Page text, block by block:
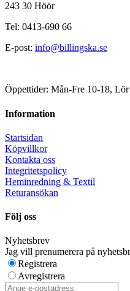
243 30 Höör
Tel: 0413-690 66
E-post: info@billingska.se
Öppettider: Mån-Fre 10-18,
Information
Startsidan
Köpvillkor
Kontakta oss
Integritetspolicy
Heminredning & Textil
Returansökan
Följ oss
Nyhetsbrev
Jag vill prenumerera på
Registrera
Avregistrera